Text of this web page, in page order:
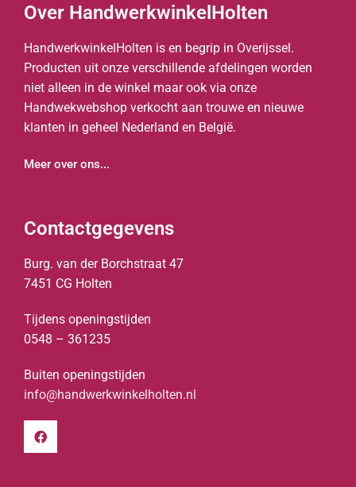
Over HandwerkwinkelHolten
HandwerkwinkelHolten is en begrip in Overijssel.
Producten uit onze verschillende afdelingen worden
niet alleen in de winkel maar ook via onze
Handwekwebshop verkocht aan trouwe en nieuwe
klanten in geheel Nederland en België.
Meer over ons...
Contactgegevens
Burg. van der Borchstraat 47
7451 CG Holten
Tijdens openingstijden
0548 – 361235
Buiten openingstijden
info@handwerkwinkelholten.nl